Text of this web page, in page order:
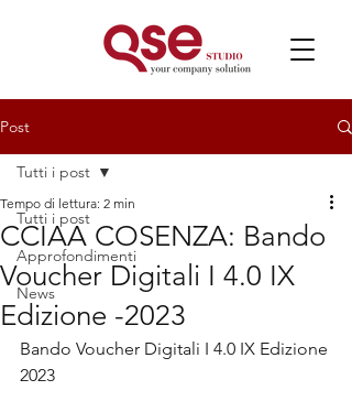
Post
Tutti i post
Approfondimenti
News
Tutti i post
CCIAA COSENZA: Bando
Voucher Digitali I 4.0 IX
Edizione -2023
Tempo di lettura: 2 min
Bando Voucher Digitali I 4.0 IX Edizione
2023